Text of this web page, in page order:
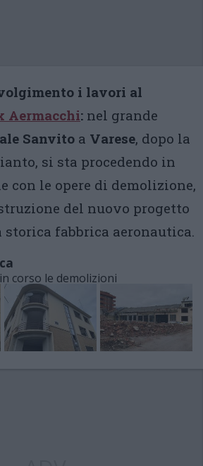
i lavori al
Aermacchi: nel grande
Sanvito a Varese, dopo la
si sta procedendo in
con le opere di demolizione,
del nuovo progetto
fabbrica aeronautica.
corso le demolizioni